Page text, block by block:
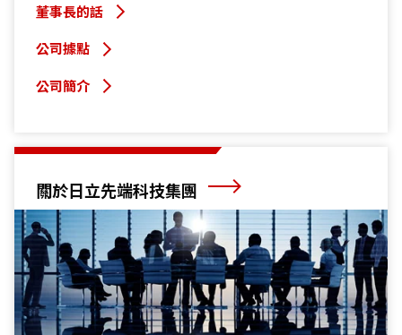
董事長的話
公司據點
公司簡介
關於日立先端科技集團